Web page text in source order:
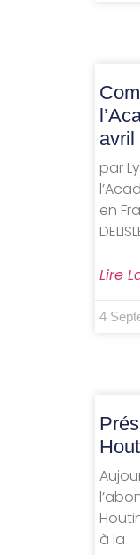
avril
par
en
Lire
4
à la